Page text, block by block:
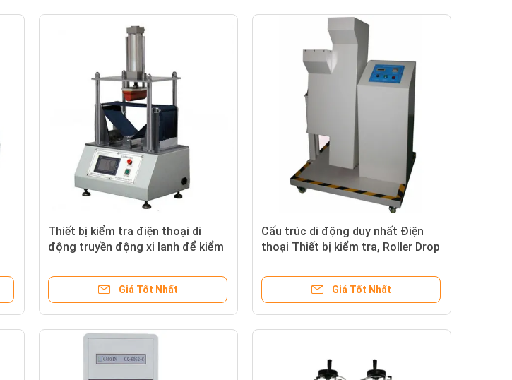
Thiết bị kiểm tra điện thoại di
động truyền động xi lanh để kiểm
Giá Tốt Nhất
Cấu trúc di động duy nhất Điện
thoại Thiết bị kiểm tra, Roller Drop
Giá Tốt Nhất